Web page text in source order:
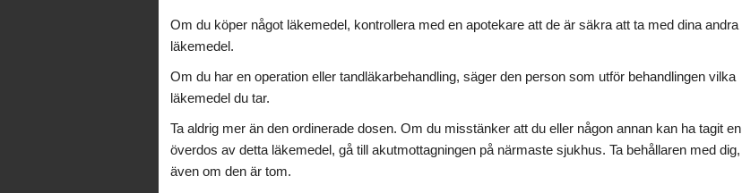
Om du köper något läkemedel, kontrollera med en apotekare att de är säkra att ta med dina andra
läkemedel.
Om du har en operation eller tandläkarbehandling, säger den person som utför behandlingen vilka
läkemedel du tar.
Ta aldrig mer än den ordinerade dosen. Om du misstänker att du eller någon annan kan ha tagit en
överdos av detta läkemedel, gå till akutmottagningen på närmaste sjukhus. Ta behållaren med dig,
även om den är tom.